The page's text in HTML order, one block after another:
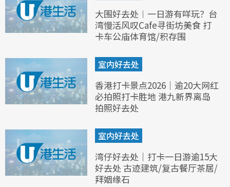
大围好去处︱一日游有咩玩？台
湾慢活风叹Cafe寻街坊美食 打
卡车公庙体育馆/积存围
室内好去处
香港打卡景点2026｜逾20大网红
必拍照打卡胜地 港九新界离岛
拍照好去处
室内好去处
湾仔好去处｜打卡一日游逾15大
好去处 古迹建筑/复古餐厅茶居/
拜姻缘石